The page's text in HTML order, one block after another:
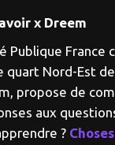
x Dreem
Publique France
quart Nord-Est
propose de
aux
?